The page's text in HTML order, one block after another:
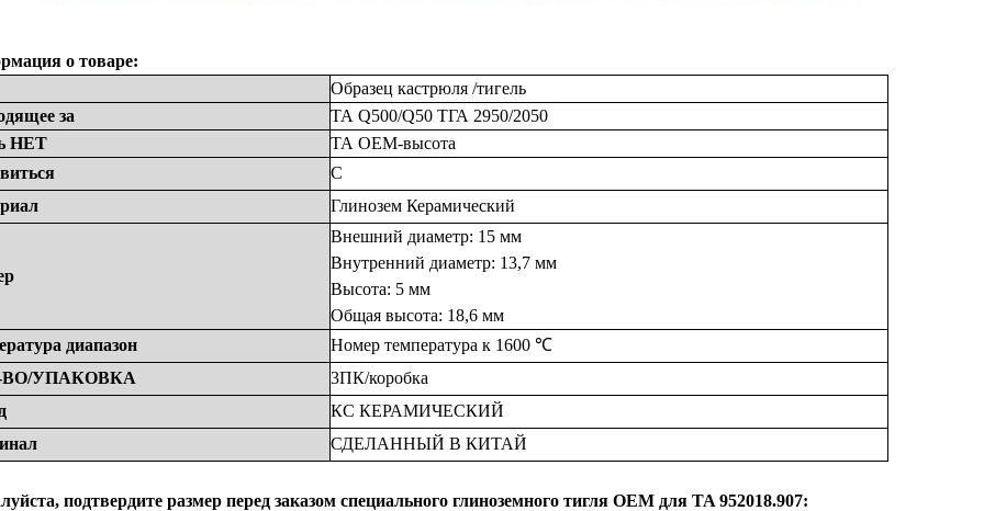
о товаре:
Образец кастрюля /тигель
за ТА Q500/Q50 ТГА 2950/2050
НЕТ ТА OEM-высота
С
Глинозем Керамический
Внешний диаметр: 15 мм
Внутренний диаметр: 13,7 мм
Высота: 5 мм
Общая высота: 18,6 мм
диапазон Номер температура к 1600 ℃
УПАКОВКА
3ПК/коробка
КС КЕРАМИЧЕСКИЙ
СДЕЛАННЫЙ В КИТАЙ
подтвердите размер перед заказом специального глиноземного тигля OEM для TA 952018.907: